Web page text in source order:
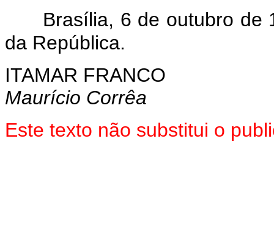
Brasília, 6 de outubro de
da República.
ITAMAR FRANCO
Maurício Corrêa
Este texto não substitui o